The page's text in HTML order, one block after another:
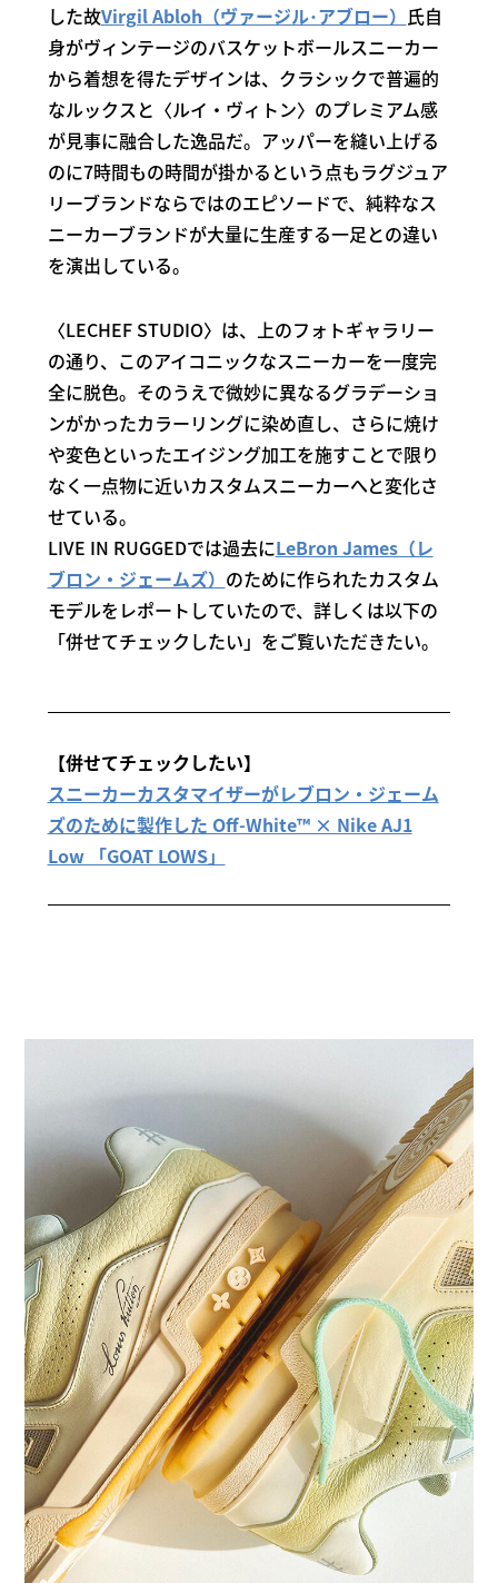
した故Virgil Abloh（ヴァージル･アブロー） 氏自
身がヴィンテージのバスケットボールスニーカー
から着想を得たデザインは、クラシックで普遍的
なルックスと〈ルイ・ヴィトン〉のプレミアム感
が見事に融合した逸品だ。アッパーを縫い上げる
のに7時間もの時間が掛かるという点もラグジュア
リーブランドならではのエピソードで、純粋なス
ニーカーブランドが大量に生産する一足との違い
を演出している。
〈LECHEF STUDIO〉は、上のフォトギャラリー
の通り、このアイコニックなスニーカーを一度完
全に脱色。そのうえで微妙に異なるグラデーショ
ンがかったカラーリングに染め直し、さらに焼け
や変色といったエイジング加工を施すことで限り
なく一点物に近いカスタムスニーカーへと変化さ
せている。
LIVE IN RUGGEDでは過去にLeBron James（レ
ブロン・ジェームズ） のために作られたカスタム
モデルをレポートしていたので、詳しくは以下の
「併せてチェックしたい」をご覧いただきたい。
【併せてチェックしたい】
スニーカーカスタマイザーがレブロン・ジェーム
ズのために製作した Off-White™ × Nike AJ1
Low 「GOAT LOWS」